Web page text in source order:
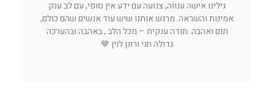
גילינו אישה ענווה, צנועה עם ידע אין סופי, עם לב ענק
אמינות והשראה. מרגש אותנו שיש עוד אנשים שהם כולם,
תום ואהבה. תודה ענקית – מכל הלב , באהבה ובהערכה
גדולה חני ורונן לוין 💙